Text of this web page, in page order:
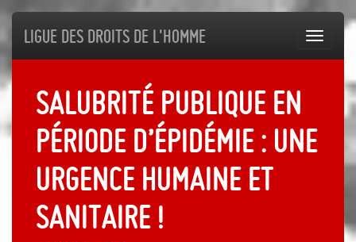
Ligue des droits de l'Homme
Salubrité publique en
période d’épidémie : une
urgence humaine et
sanitaire !